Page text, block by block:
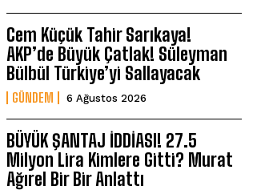
Cem Küçük Tahir Sarıkaya!
AKP’de Büyük Çatlak! Süleyman
Bülbül Türkiye’yi Sallayacak
GÜNDEM 6 Ağustos 2026
BÜYÜK ŞANTAJ İDDİASI! 27.5
Milyon Lira Kimlere Gitti? Murat
Ağırel Bir Bir Anlattı